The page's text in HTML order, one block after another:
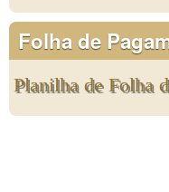
Folha de
Planilha de Folha